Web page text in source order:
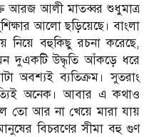
আরজ আলী মাতব্বর শুধুমাত্র
আলো ছড়িয়েছে। বাংলা
নিয়ে বহুকিছু রচনা করেছে,
দুএকটি উদ্ধৃতি আঁকড়ে ধরে
অবশ্যই ব্যতিক্রম। সুতরাং
অনেক। আবার এ কথাও
তো আর না খেয়ে মারা যায়
বিচরণের সীমা বহু গুণ